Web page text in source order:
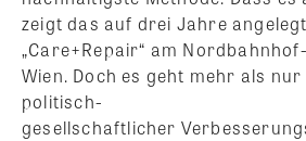
zeigt das auf drei Jahre
„Care+Repair“ am
Wien. Doch es geht mehr als nur
politisch-
gesellschaftlicher